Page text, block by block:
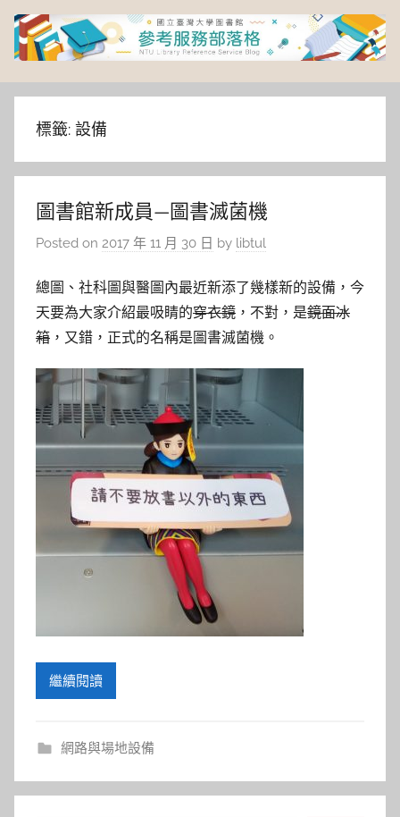
Skip
content
臺
灣
大
學
圖
書
館
參
考
落
格
標籤: 設備
圖書館新成員—圖書滅菌機
Posted on 2017 年 11 月 30 日 by libtul
總圖、社科圖與醫圖內最近新添了幾樣新的設備，今
天要為大家介紹最吸睛的穿衣鏡 ，不對，是鏡面冰
箱 ，又錯，正式的名稱是圖書滅菌機。
繼續閱讀
網路與場地設備